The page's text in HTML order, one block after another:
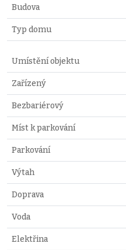
Budova
Typ domu
Umístění objektu
Zařízený
Bezbariérový
Míst k parkování
Parkování
Výtah
Doprava
Voda
Elektřina